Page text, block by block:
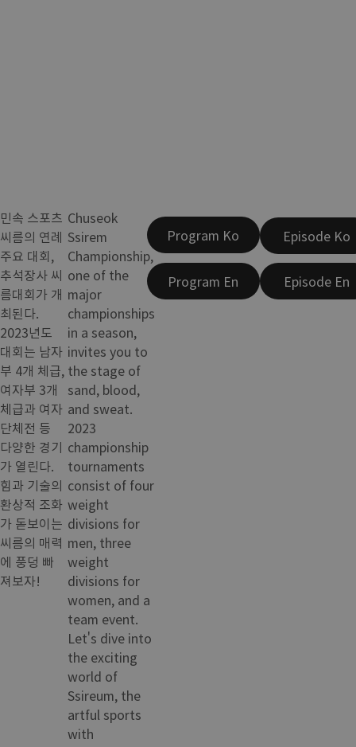
민속 스포츠
씨름의 연례
주요 대회,
추석장사 씨
름대회가 개
최된다.
2023년도
대회는 남자
부 4개 체급,
여자부 3개
체급과 여자
단체전 등
다양한 경기
가 열린다.
힘과 기술의
환상적 조화
가 돋보이는
씨름의 매력
에 풍덩 빠
져보자!
Chuseok
Ssirem
Championship,
one of the
major
championships
in a season,
invites you to
the stage of
sand, blood,
and sweat.
2023
championship
tournaments
consist of four
weight
divisions for
men, three
weight
divisions for
women, and a
team event.
Let's dive into
the exciting
world of
Ssireum, the
artful sports
with
Program Ko
Program En
Episode Ko
Episode En